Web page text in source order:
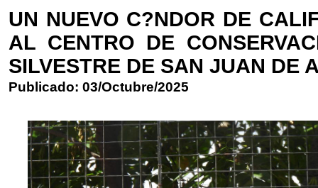
UN NUEVO C?NDOR DE
AL CENTRO DE
SILVESTRE DE SAN JUAN DE
Publicado: 03/Octubre/2025